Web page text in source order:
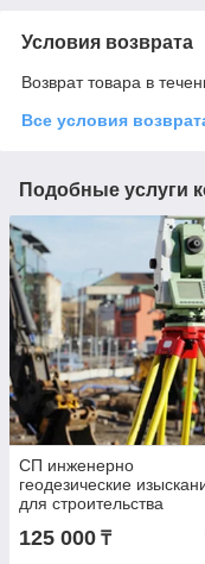
Условия возврата
Возврат товара в
Все условия
Подобные услуги
СП инженерно
геодезические
для строительства
125 000 ₸